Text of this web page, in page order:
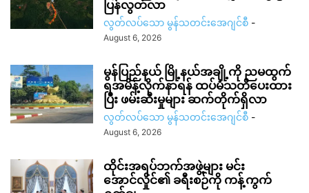
ပြန်လွတ်လာ
လွတ်လပ်သော မွန်သတင်းအေဂျင်စီ -
August 6, 2026
မွန်ပြည်နယ် မြို့နယ်အချို့ကို ညမထွက်
ရအမိန့်လိုက်နာရန် ထပ်မံသတိပေးထား
ပြီး ဖမ်းဆီးမှုများ ဆက်တိုက်ရှိလာ
လွတ်လပ်သော မွန်သတင်းအေဂျင်စီ -
August 6, 2026
ထိုင်းအရပ်ဘက်အဖွဲ့များ မင်း
အောင်လှိုင်၏ ခရီးစဉ်ကို ကန့်ကွက်